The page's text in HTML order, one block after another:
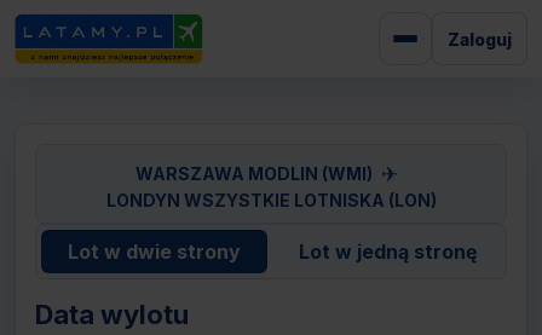
Zaloguj
WARSZAWA MODLIN (WMI) ✈
LONDYN WSZYSTKIE LOTNISKA (LON)
Lot w dwie strony Lot w jedną stronę
Data wylotu